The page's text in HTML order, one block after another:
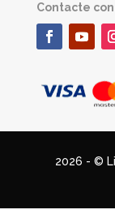
Contacte
2026 - ©